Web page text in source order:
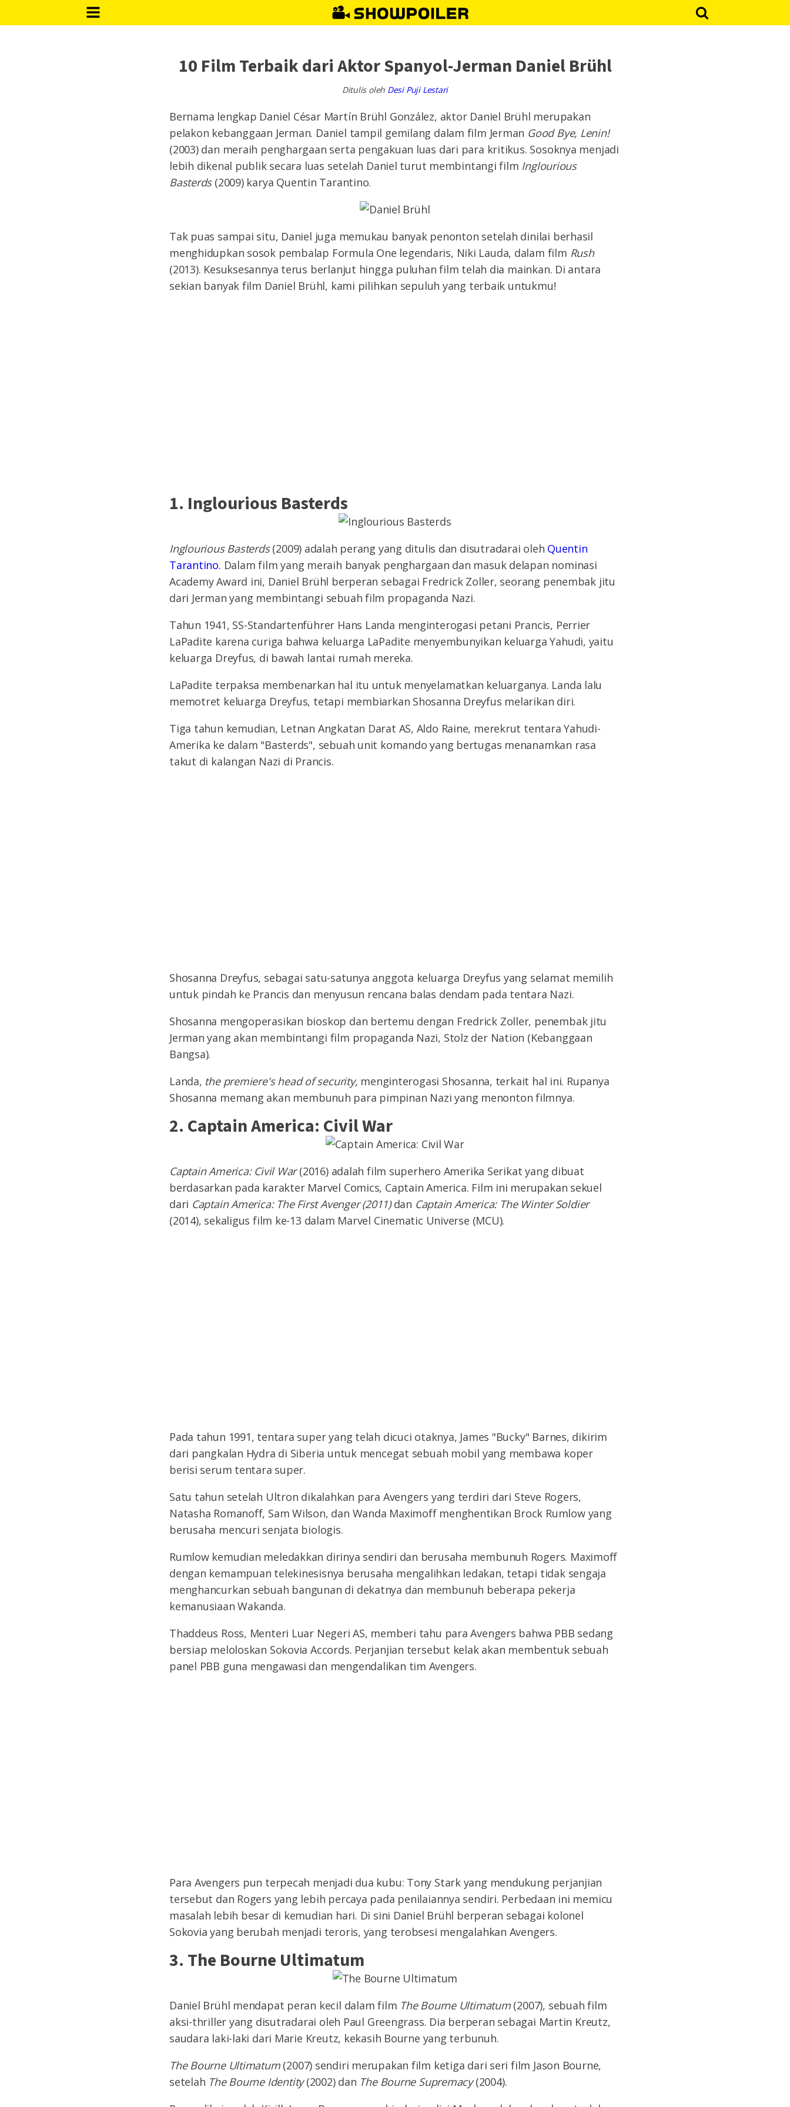
10 Film Terbaik dari Aktor Spanyol-Jerman Daniel Brühl
Ditulis oleh Desi Puji Lestari
Bernama lengkap Daniel César Martín Brühl González, aktor Daniel Brühl merupakan
pelakon kebanggaan Jerman. Daniel tampil gemilang dalam film Jerman Good Bye, Lenin!
(2003) dan meraih penghargaan serta pengakuan luas dari para kritikus. Sosoknya menjadi
lebih dikenal publik secara luas setelah Daniel turut membintangi film Inglourious
Basterds(2009) karya Quentin Tarantino.
Tak puas sampai situ, Daniel juga memukau banyak penonton setelah dinilai berhasil
menghidupkan sosok pembalap Formula One legendaris, Niki Lauda, dalam film Rush
(2013). Kesuksesannya terus berlanjut hingga puluhan film telah dia mainkan. Di antara
sekian banyak film Daniel Brühl, kami pilihkan sepuluh yang terbaik untukmu!
1. Inglourious Basterds
Inglourious Basterds(2009) adalah perang yang ditulis dan disutradarai oleh Quentin
Tarantino. Dalam film yang meraih banyak penghargaan dan masuk delapan nominasi
Academy Award ini, Daniel Brühl berperan sebagai Fredrick Zoller, seorang penembak jitu
dari Jerman yang membintangi sebuah film propaganda Nazi.
Tahun 1941, SS-Standartenführer Hans Landa menginterogasi petani Prancis, Perrier
LaPadite karena curiga bahwa keluarga LaPadite menyembunyikan keluarga Yahudi, yaitu
keluarga Dreyfus, di bawah lantai rumah mereka.
LaPadite terpaksa membenarkan hal itu untuk menyelamatkan keluarganya. Landa lalu
memotret keluarga Dreyfus, tetapi membiarkan Shosanna Dreyfus melarikan diri.
Tiga tahun kemudian, Letnan Angkatan Darat AS, Aldo Raine, merekrut tentara Yahudi-
Amerika ke dalam "Basterds", sebuah unit komando yang bertugas menanamkan rasa
takut di kalangan Nazi di Prancis.
Shosanna Dreyfus, sebagai satu-satunya anggota keluarga Dreyfus yang selamat memilih
untuk pindah ke Prancis dan menyusun rencana balas dendam pada tentara Nazi.
Shosanna mengoperasikan bioskop dan bertemu dengan Fredrick Zoller, penembak jitu
Jerman yang akan membintangi film propaganda Nazi, Stolz der Nation (Kebanggaan
Bangsa).
Landa, the premiere's head of security, menginterogasi Shosanna, terkait hal ini. Rupanya
Shosanna memang akan membunuh para pimpinan Nazi yang menonton filmnya.
2. Captain America: Civil War
Captain America: Civil War(2016) adalah film superhero Amerika Serikat yang dibuat
berdasarkan pada karakter Marvel Comics, Captain America. Film ini merupakan sekuel
dari Captain America: The First Avenger (2011)dan Captain America: The Winter Soldier
(2014), sekaligus film ke-13 dalam Marvel Cinematic Universe (MCU).
Pada tahun 1991, tentara super yang telah dicuci otaknya, James "Bucky" Barnes, dikirim
dari pangkalan Hydra di Siberia untuk mencegat sebuah mobil yang membawa koper
berisi serum tentara super.
Satu tahun setelah Ultron dikalahkan para Avengers yang terdiri dari Steve Rogers,
Natasha Romanoff, Sam Wilson, dan Wanda Maximoff menghentikan Brock Rumlow yang
berusaha mencuri senjata biologis.
Rumlow kemudian meledakkan dirinya sendiri dan berusaha membunuh Rogers. Maximoff
dengan kemampuan telekinesisnya berusaha mengalihkan ledakan, tetapi tidak sengaja
menghancurkan sebuah bangunan di dekatnya dan membunuh beberapa pekerja
kemanusiaan Wakanda.
Thaddeus Ross, Menteri Luar Negeri AS, memberi tahu para Avengers bahwa PBB sedang
bersiap meloloskan Sokovia Accords. Perjanjian tersebut kelak akan membentuk sebuah
panel PBB guna mengawasi dan mengendalikan tim Avengers.
Para Avengers pun terpecah menjadi dua kubu: Tony Stark yang mendukung perjanjian
tersebut dan Rogers yang lebih percaya pada penilaiannya sendiri. Perbedaan ini memicu
masalah lebih besar di kemudian hari. Di sini Daniel Brühl berperan sebagai kolonel
Sokovia yang berubah menjadi teroris, yang terobsesi mengalahkan Avengers.
3. The Bourne Ultimatum
Daniel Brühl mendapat peran kecil dalam film The Bourne Ultimatum(2007), sebuah film
aksi-thriller yang disutradarai oleh Paul Greengrass. Dia berperan sebagai Martin Kreutz,
saudara laki-laki dari Marie Kreutz, kekasih Bourne yang terbunuh.
The Bourne Ultimatum(2007) sendiri merupakan film ketiga dari seri film Jason Bourne,
setelah The Bourne Identity(2002) dan The Bourne Supremacy(2004).